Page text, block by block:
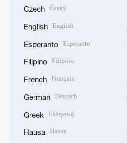
Czech Český
English English
Esperanto Esperanto
Filipino Filipino
French Français
German Deutsch
Greek Ελληνικά
Hausa Hausa